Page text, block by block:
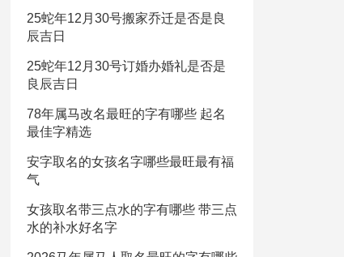
25蛇年12月30号搬家乔迁是否是良
辰吉日
25蛇年12月30号订婚办婚礼是否是
良辰吉日
78年属马改名最旺的字有哪些 起名
最佳字精选
安字取名的女孩名字哪些最旺最有福
气
女孩取名带三点水的字有哪些 带三点
水的补水好名字